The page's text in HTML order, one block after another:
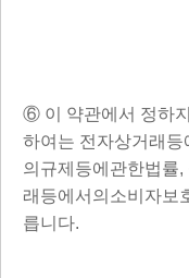
⑥ 이 약관에서 정하
하여는 전자상거래
의규제등에관한법률
래등에서의소비자보
릅니다.